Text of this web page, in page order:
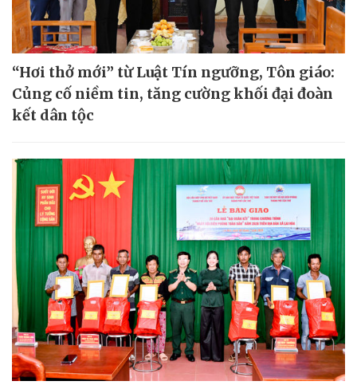
“Hơi thở mới” từ Luật Tín ngưỡng, Tôn giáo:
Củng cố niềm tin, tăng cường khối đại đoàn
kết dân tộc